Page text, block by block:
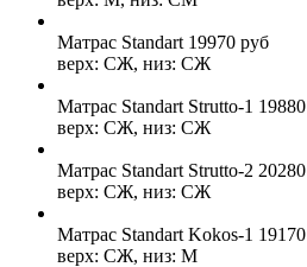
Матрас Standart 19970 руб
верх: СЖ, низ: СЖ
Матрас Standart Strutto-1 19880
верх: СЖ, низ: СЖ
Матрас Standart Strutto-2 20280
верх: СЖ, низ: СЖ
Матрас Standart Kokos-1 19170
верх: СЖ, низ: М